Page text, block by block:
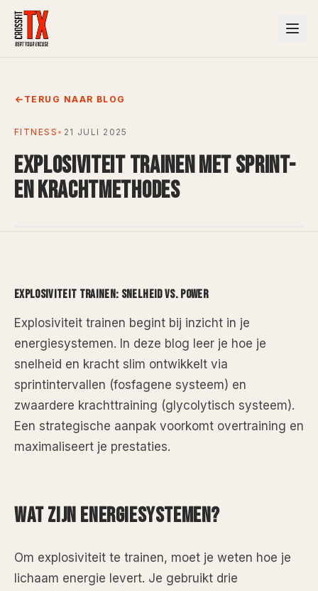
TERUG NAAR BLOG
FITNESS • 21 JULI 2025
EXPLOSIVITEIT TRAINEN MET SPRINT-
EN KRACHTMETHODES
EXPLOSIVITEIT TRAINEN: SNELHEID VS. POWER
Explosiviteit trainen begint bij inzicht in je
energiesystemen. In deze blog leer je hoe je
snelheid en kracht slim ontwikkelt via
sprintintervallen (fosfagene systeem) en
zwaardere krachttraining (glycolytisch systeem).
Een strategische aanpak voorkomt overtraining en
maximaliseert je prestaties.
WAT ZIJN ENERGIESYSTEMEN?
Om explosiviteit te trainen, moet je weten hoe je
lichaam energie levert. Je gebruikt drie